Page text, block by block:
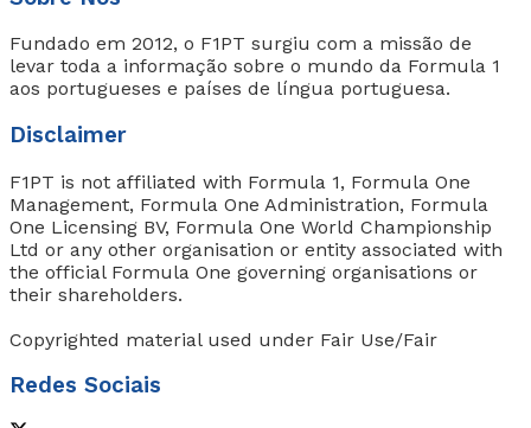
Fundado em 2012, o F1PT surgiu com a missão de
levar toda a informação sobre o mundo da Formula 1
aos portugueses e países de língua portuguesa.
Disclaimer
F1PT is not affiliated with Formula 1, Formula One
Management, Formula One Administration, Formula
One Licensing BV, Formula One World Championship
Ltd or any other organisation or entity associated with
the official Formula One governing organisations or
their shareholders.
Copyrighted material used under Fair Use/Fair
Redes Sociais